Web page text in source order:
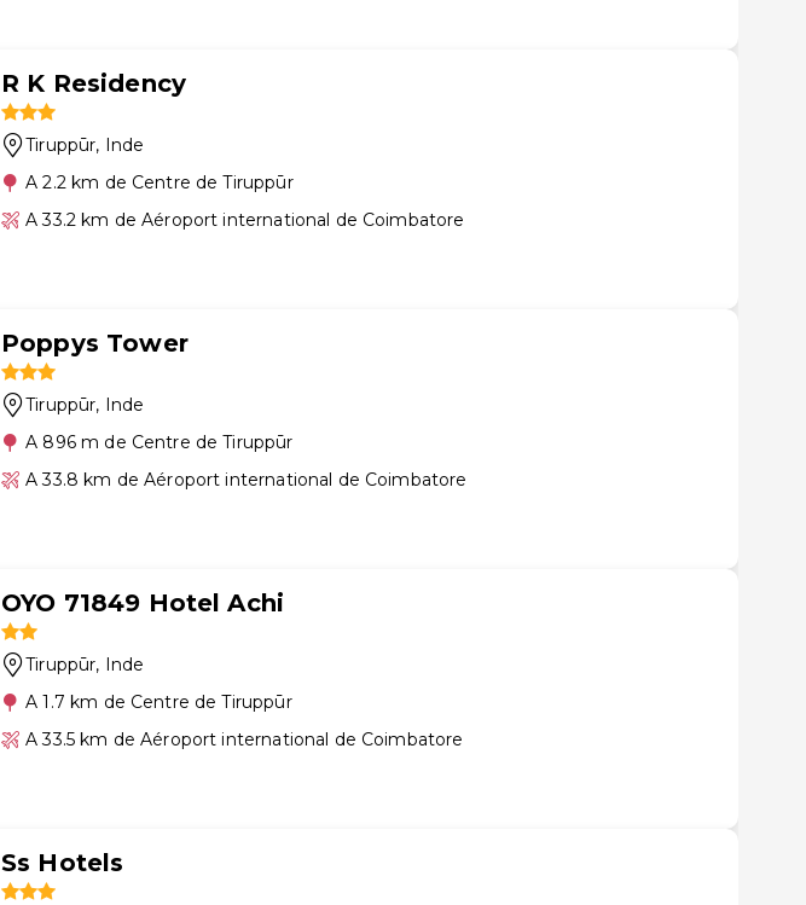
R K Residency
Tiruppūr, Inde
A 2.2 km de Centre de Tiruppūr
A 33.2 km de Aéroport international de Coimbatore
Poppys Tower
Tiruppūr, Inde
A 896 m de Centre de Tiruppūr
A 33.8 km de Aéroport international de Coimbatore
OYO 71849 Hotel Achi
Tiruppūr, Inde
A 1.7 km de Centre de Tiruppūr
A 33.5 km de Aéroport international de Coimbatore
Ss Hotels